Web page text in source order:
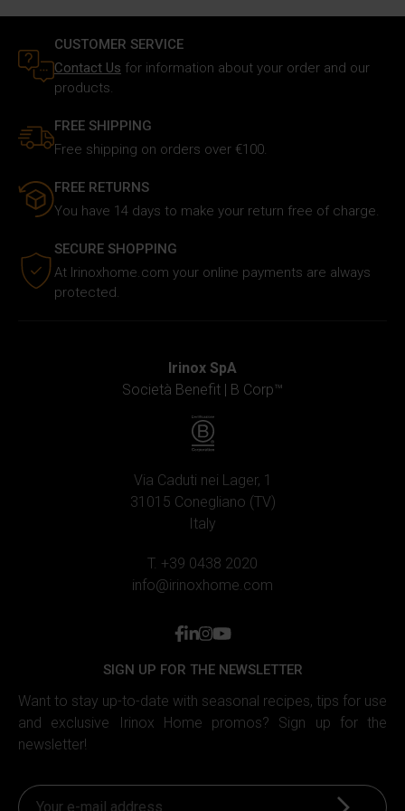
annunci, fornire le funzioni dei social media e analizzare il
nostro traffico. Inoltre forniamo informazioni sul modo in
cui utilizzi il nostro sito ai nostri partner che si occupano
di analisi dei dati web, pubblicità e social media, i quali
fornito loro o che hanno raccolto in base al tuo utilizzo dei
loro servizi.
CUSTOMER SERVICE
Contact Us for information about your order and our
products.
FREE SHIPPING
Free shipping on orders over €100.
FREE RETURNS
You have 14 days to make your return free of charge.
SECURE SHOPPING
At Irinoxhome.com your online payments are always
protected.
Irinox SpA
Società Benefit | B Corp™
Via Caduti nei Lager, 1
31015 Conegliano (TV)
Italy
T. +39 0438 2020
info@irinoxhome.com
facebook
linkedin
instagram
youtube
SIGN UP FOR THE NEWSLETTER
Want to stay up-to-date with seasonal recipes, tips for use
and exclusive Irinox Home promos? Sign up for the
newsletter!